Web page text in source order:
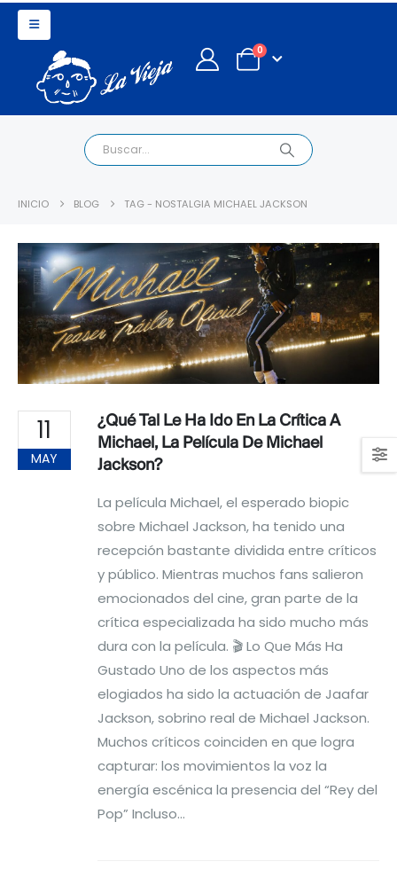
0
INICIO BLOG TAG - NOSTALGIA MICHAEL JACKSON
11
MAY
¿Qué Tal Le Ha Ido En La Crítica A
Michael, La Película De Michael
Jackson?
La película Michael, el esperado biopic
sobre Michael Jackson, ha tenido una
recepción bastante dividida entre críticos
y público. Mientras muchos fans salieron
emocionados del cine, gran parte de la
crítica especializada ha sido mucho más
dura con la película. 🎬 Lo Que Más Ha
Gustado Uno de los aspectos más
elogiados ha sido la actuación de Jaafar
Jackson, sobrino real de Michael Jackson.
Muchos críticos coinciden en que logra
capturar: los movimientos la voz la
energía escénica la presencia del “Rey del
Pop” Incluso...